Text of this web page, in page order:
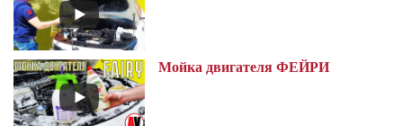
Мойка двигателя ФЕЙРИ